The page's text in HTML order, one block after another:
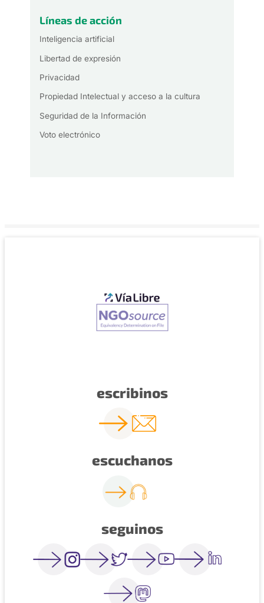
Líneas de acción
Inteligencia artificial
Libertad de expresión
Privacidad
Propiedad Intelectual y acceso a la cultura
Seguridad de la Información
Voto electrónico
escribinos
escuchanos
seguinos